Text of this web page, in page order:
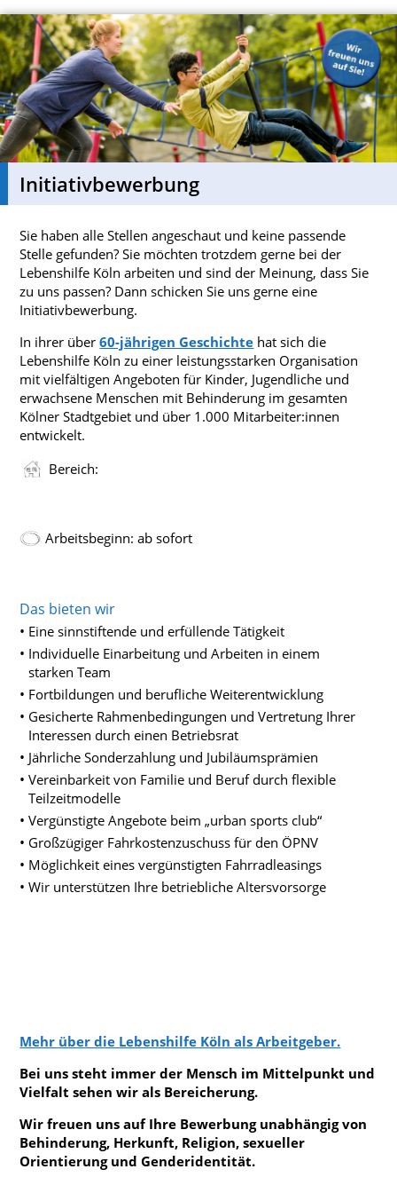
Initiativbewerbung
Sie haben alle Stellen angeschaut und keine passende
Stelle gefunden? Sie möchten trotzdem gerne bei der
Lebenshilfe Köln arbeiten und sind der Meinung, dass Sie
zu uns passen? Dann schicken Sie uns gerne eine
Initiativbewerbung.
In ihrer über60-jährigen Geschichte hat sich die
Lebenshilfe Köln zu einer leistungsstarken Organisation
mit vielfältigen Angeboten für Kinder, Jugendliche und
erwachsene Menschen mit Behinderung im gesamten
Kölner Stadtgebiet und über 1.000 Mitarbeiter:innen
entwickelt.
Bereich:
Arbeitsbeginn: ab sofort
Das bieten wir
Eine sinnstiftende und erfüllende Tätigkeit
Individuelle Einarbeitung und Arbeiten in einem
starken Team
Fortbildungen und berufliche Weiterentwicklung
Gesicherte Rahmenbedingungen und Vertretung Ihrer
Interessen durch einen Betriebsrat
Jährliche Sonderzahlung und Jubiläumsprämien
Vereinbarkeit von Familie und Beruf durch flexible
Teilzeitmodelle
Vergünstigte Angebote beim „urban sports club“
Großzügiger Fahrkostenzuschuss für den ÖPNV
Möglichkeit eines vergünstigten Fahrradleasings
Wir unterstützen Ihre betriebliche Altersvorsorge
Mehr über die Lebenshilfe Köln als Arbeitgeber.
Bei uns steht immer der Mensch im Mittelpunkt und
Vielfalt sehen wir als Bereicherung.
Wir freuen uns auf Ihre Bewerbung unabhängig von
Behinderung, Herkunft, Religion, sexueller
Orientierung und Genderidentität.